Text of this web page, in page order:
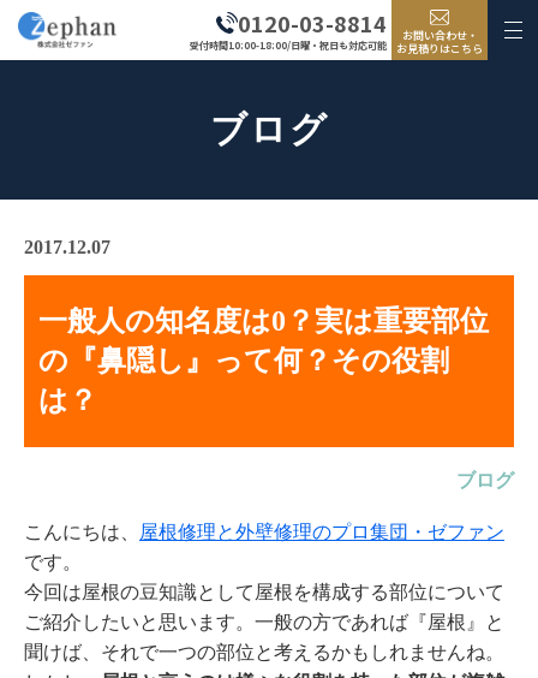
0120-03-8814
受付時間10:00-18:00/日曜・祝日も対応可能
お問い合わせ・
お見積りはこちら
ブログ
2017.12.07
一般人の知名度は0？実は重要部位
の『鼻隠し』って何？その役割
は？
ブログ
こんにちは、
屋根修理と外壁修理のプロ集団・ゼファン
です。
今回は屋根の豆知識として屋根を構成する部位について
ご紹介したいと思います。一般の方であれば『屋根』と
聞けば、それで一つの部位と考えるかもしれませんね。